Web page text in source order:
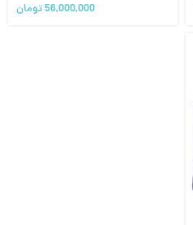
56,000,000تومان